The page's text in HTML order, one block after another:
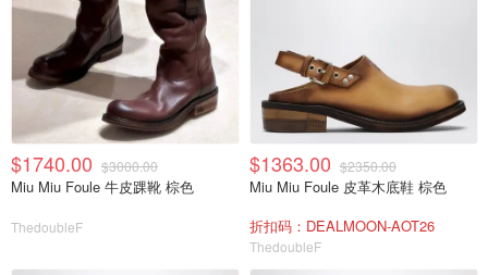
$1740.00 $3000.00
Miu Miu Foule 牛皮踝靴 棕色
ThedoubleF
$1363.00 $2350.00
Miu Miu Foule 皮革木底鞋 棕色
折扣码：DEALMOON-AOT26
ThedoubleF